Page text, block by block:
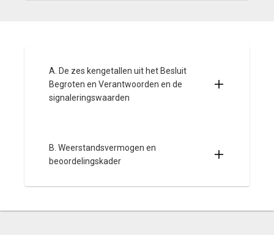
A. De zes kengetallen uit het Besluit
Begroten en Verantwoorden en de
signaleringswaarden
B. Weerstandsvermogen en
beoordelingskader